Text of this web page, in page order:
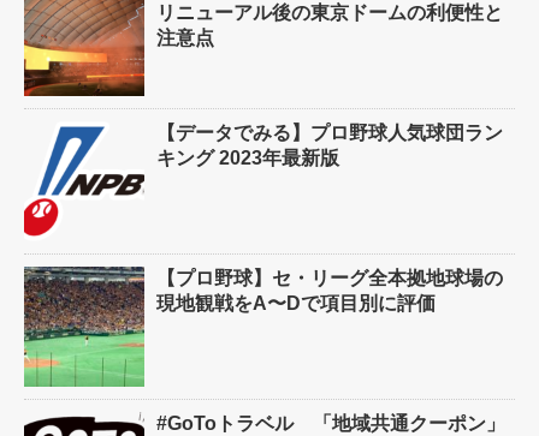
リニューアル後の東京ドームの利便性と
注意点
【データでみる】プロ野球人気球団ラン
キング 2023年最新版
【プロ野球】セ・リーグ全本拠地球場の
現地観戦をA〜Dで項目別に評価
#GoToトラベル 「地域共通クーポン」